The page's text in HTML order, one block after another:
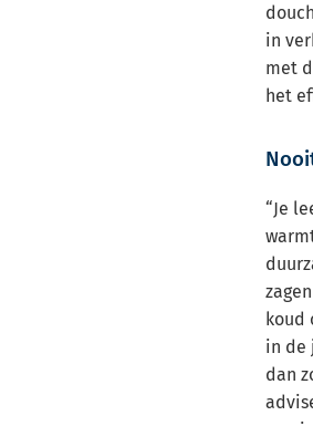
in
met
het
“Je
koud
in de
dan